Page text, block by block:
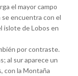
el mayor campo
se encuentra con el
islote de Lobos en
por contraste.
al sur aparece un
con la Montaña